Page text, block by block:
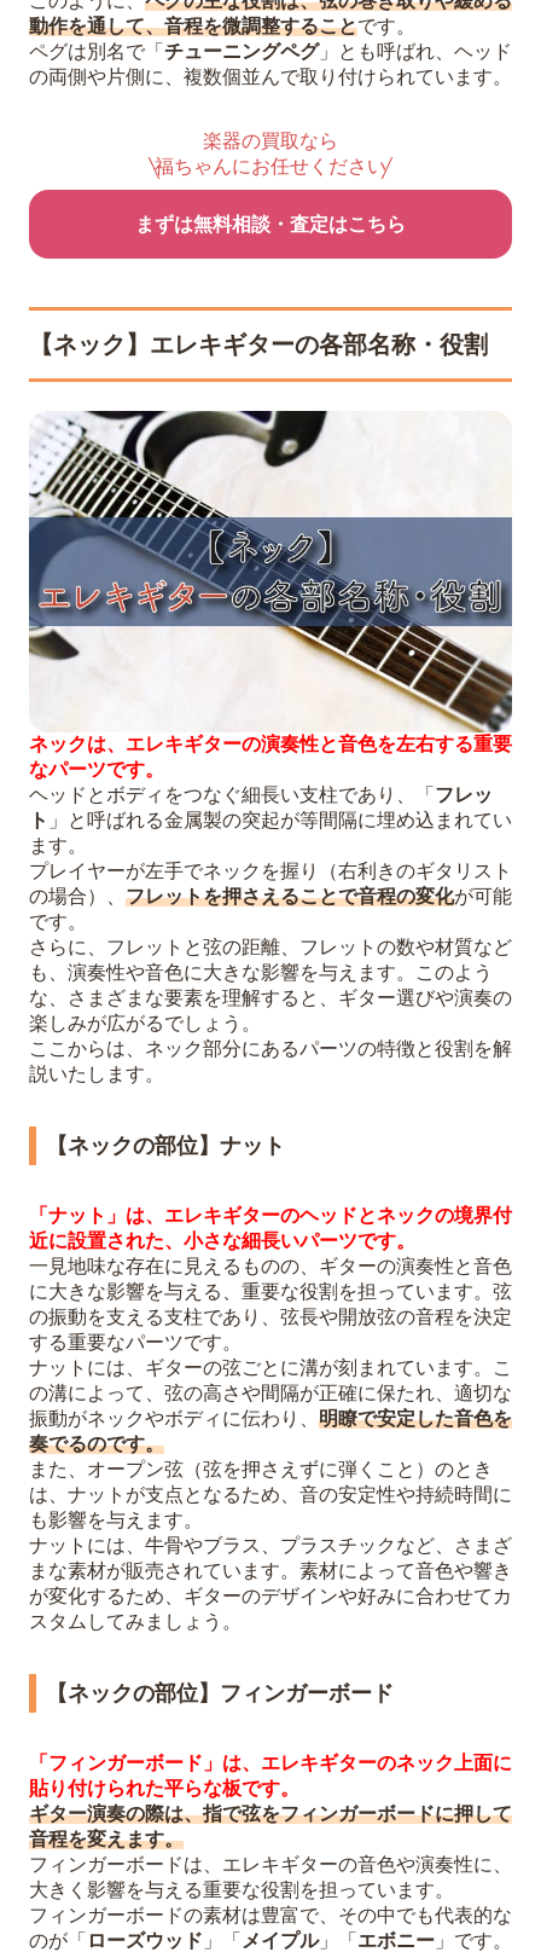
動作を通して、音程を微調整することです。
ペグは別名で「 チューニングペグ」とも呼ばれ、ヘッド
の両側や片側に、複数個並んで取り付けられています。
楽器の買取なら
福ちゃんにお任せください
まずは無料相談・査定はこちら
【ネック】エレキギターの各部名称・役割
ネックは、エレキギターの演奏性と音色を左右する重要
なパーツです。
ヘッドとボディをつなぐ細長い支柱であり、「 フレッ
ト 」と呼ばれる金属製の突起が等間隔に埋め込まれてい
ます。
プレイヤーが左手でネックを握り（右利きのギタリスト
の場合）、 フレットを押さえることで音程の変化が可能
です。
さらに、フレットと弦の距離、フレットの数や材質など
も、演奏性や音色に大きな影響を与えます。このよう
な、さまざまな要素を理解すると、ギター選びや演奏の
楽しみが広がるでしょう。
ここからは、ネック部分にあるパーツの特徴と役割を解
説いたします。
【ネックの部位】ナット
「ナット」は、エレキギターのヘッドとネックの境界付
近に設置された、小さな細長いパーツです。
一見地味な存在に見えるものの、ギターの演奏性と音色
に大きな影響を与える、重要な役割を担っています。弦
の振動を支える支柱であり、弦長や開放弦の音程を決定
する重要なパーツです。
ナットには、ギターの弦ごとに溝が刻まれています。こ
の溝によって、弦の高さや間隔が正確に保たれ、適切な
振動がネックやボディに伝わり、 明瞭で安定した音色を
奏でるのです。
また、オープン弦（弦を押さえずに弾くこと）のとき
は、ナットが支点となるため、音の安定性や持続時間に
も影響を与えます。
ナットには、牛骨やブラス、プラスチックなど、さまざ
まな素材が販売されています。素材によって音色や響き
が変化するため、ギターのデザインや好みに合わせてカ
スタムしてみましょう。
【ネックの部位】フィンガーボード
「フィンガーボード」は、エレキギターのネック上面に
貼り付けられた平らな板です。
ギター演奏の際は、指で弦をフィンガーボードに押して
音程を変えます。
フィンガーボードは、エレキギターの音色や演奏性に、
大きく影響を与える重要な役割を担っています。
フィンガーボードの素材は豊富で、その中でも代表的な
のが「 ローズウッド 」「 メイプル」「 エボニー 」です。